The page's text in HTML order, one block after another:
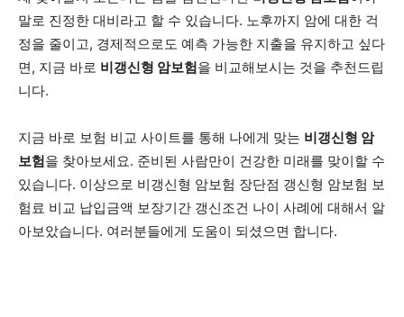
말로 진정한 대비라고 할 수 있습니다. 노후까지 암에 대한 걱
정을 줄이고, 경제적으로도 예측 가능한 지출을 유지하고 싶다
면, 지금 바로 비갱신형 암보험을 비교해보시는 것을 추천드립
니다.
지금 바로 보험 비교 사이트를 통해 나에게 맞는 비갱신형 암
보험을 찾아보세요. 준비된 사람만이 건강한 미래를 맞이할 수
있습니다. 이상으로 비갱신형 암보험 장단점 갱신형 암보험 보
험료 비교 납입금액 보장기간 갱신조건 나이 사례에 대해서 알
아보았습니다. 여러분들에게 도움이 되셨으면 합니다.